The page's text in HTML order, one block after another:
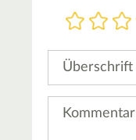
3
2
1
Überschrift